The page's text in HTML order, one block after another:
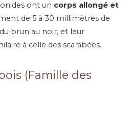
ont un corps allongé et
de 5 à 30 millimètres de
brun au noir, et leur
à celle des scarabées.
(Famille des